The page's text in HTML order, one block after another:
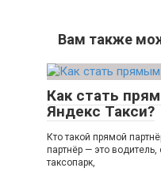
Вам также
Как стать
Яндекс Такси?
Кто такой прямой
партнёр — это
таксопарк,